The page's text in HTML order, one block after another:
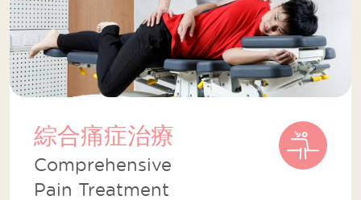
綜合痛症治療
Comprehensive
Pain Treatment